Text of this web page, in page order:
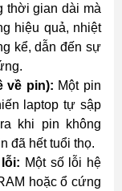
thời gian dài mà
hiệu quả, nhiệt
kể, dẫn đến sự
về pin): Một pin
laptop tự sập
khi pin không
đã hết tuổi thọ.
Một số lỗi hệ
hoặc ổ cứng